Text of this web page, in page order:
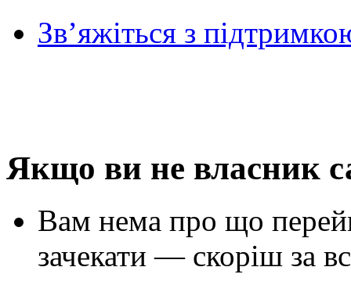
Зв’яжіться з
Якщо ви не власник
Вам нема про що
зачекати — скоріш за